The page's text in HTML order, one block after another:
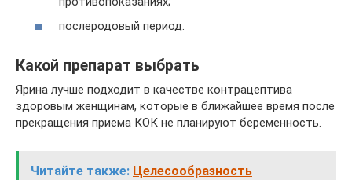
послеродовый период.
Какой препарат выбрать
Ярина лучше подходит в качестве контрацептива
здоровым женщинам, которые в ближайшее время после
прекращения приема КОК не планируют беременность.
Читайте также: Целесообразность